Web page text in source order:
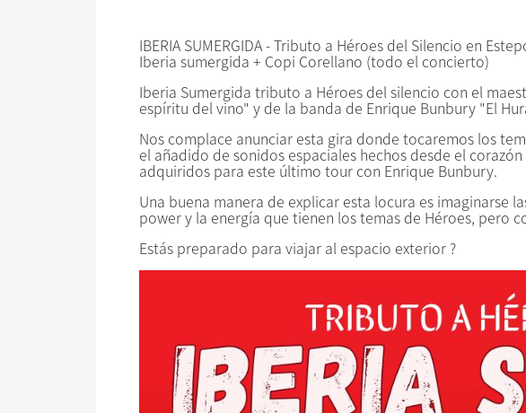
IBERIA SUMERGIDA - Tributo a Héroes del Silencio en
Iberia sumergida + Copi Corellano (todo el concierto)
Iberia Sumergida tributo a Héroes del silencio con el
espíritu del vino" y de la banda de Enrique Bunbury "El
Nos complace anunciar esta gira donde tocaremos los
el añadido de sonidos espaciales hechos desde el
adquiridos para este último tour con Enrique Bunbury.
Una buena manera de explicar esta locura es imaginarse
power y la energía que tienen los temas de Héroes, pero
Estás preparado para viajar al espacio exterior ?